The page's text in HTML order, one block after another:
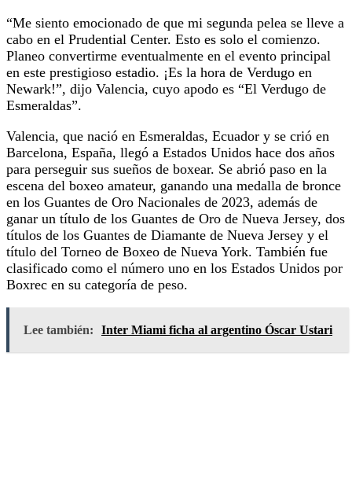
“Me siento emocionado de que mi segunda pelea se lleve a
cabo en el Prudential Center. Esto es solo el comienzo.
Planeo convertirme eventualmente en el evento principal
en este prestigioso estadio. ¡Es la hora de Verdugo en
Newark!”, dijo Valencia, cuyo apodo es “El Verdugo de
Esmeraldas”.
Valencia, que nació en Esmeraldas, Ecuador y se crió en
Barcelona, España, llegó a Estados Unidos hace dos años
para perseguir sus sueños de boxear. Se abrió paso en la
escena del boxeo amateur, ganando una medalla de bronce
en los Guantes de Oro Nacionales de 2023, además de
ganar un título de los Guantes de Oro de Nueva Jersey, dos
títulos de los Guantes de Diamante de Nueva Jersey y el
título del Torneo de Boxeo de Nueva York. También fue
clasificado como el número uno en los Estados Unidos por
Boxrec en su categoría de peso.
Lee también: Inter Miami ficha al argentino Óscar Ustari